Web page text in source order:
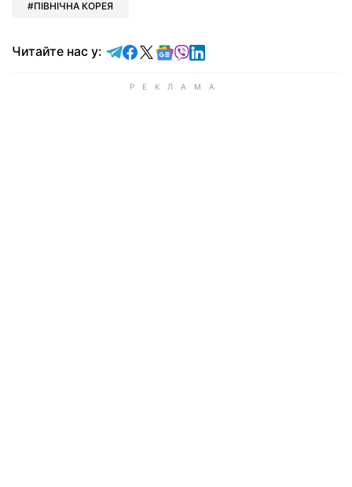
ПІВНІЧНА КОРЕЯ
Читайте нас у: Читайте у Telegram
Читайте у Facebook
Читайте у X
Читайте у Google news
Читайте у Viber
Читайте у LinkedIn